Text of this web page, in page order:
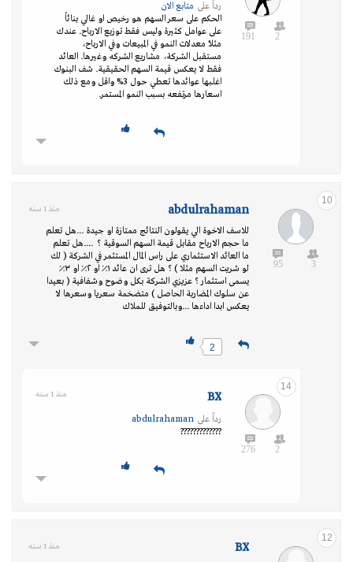
2
191
رداً على متابع الان
الحكم على سعر السهم هو رخيص او غالي بنائاً
على عوامل كثيرة وليس فقط توزيع الارباح. عندك
مثلاً معدلات النمو في المبيعات وفي الارباح،
مستقبل الشركة، مشاريع الشركه وغيرها. العائد
فقط لا يعكس قيمة السهم الحقيقية. شف البنوك
اغلبها عوائدها تعطي حول 3% واقل ومع ذلك
اسعارها مرتفعه بسبب النمو المستمر.
10
3
95
abdulrahaman منذ 1 سنه
للاسف الاخوة الي يقولون النتائج ممتازة او جيدة ...هل تعلم
ما حجم الارباح مقابل قيمة السهم السوقية ؟ ....هل تعلم
ما العائد الاستثماري على راس المال المستثمر في الشركة ( لك
لو شريت السهم مثلا ) ؟ هل ترى ان عائد ١٪ او ٢٪ او ٣٪
يسمى استثمار ؟ عزيزي الشركة بكل وضوح وشفافية ( بعيدا
عن سلوك المضاربة الحاصل ) متضخمة سعريا وسعرها لا
يعكس ابدا اداءها ...وبالتوفيق للملاك
2
14
2
276
BX منذ 1 سنه
رداً على abdulrahaman
?????????????
12
BX منذ 1 سنه